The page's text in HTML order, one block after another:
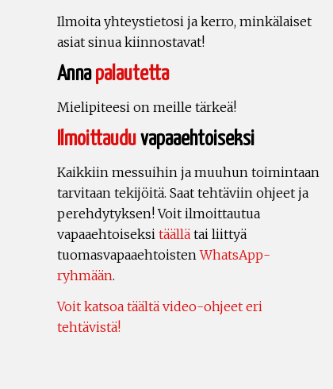
Ilmoita yhteystietosi ja kerro, minkälaiset
asiat sinua kiinnostavat!
Annapalautetta
Mielipiteesi on meille tärkeä!
Ilmoittauduvapaaehtoiseksi
Kaikkiin messuihin ja muuhun toimintaan
tarvitaan tekijöitä. Saat tehtäviin ohjeet ja
perehdytyksen! Voit ilmoittautua
vapaaehtoiseksi täällä tai liittyä
tuomasvapaaehtoistenWhatsApp-
ryhmään.
Voit katsoa täältä video-ohjeet eri
tehtävistä!